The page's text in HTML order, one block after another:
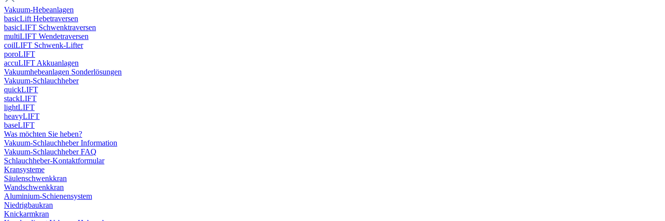
Vakuum-Hebeanlagen
basicLift Hebetraversen
basicLIFT Schwenktraversen
multiLIFT Wendetraversen
coilLIFT Schwenk-Lifter
poroLIFT
accuLIFT Akkuanlagen
Vakuumhebeanlagen Sonderlösungen
Vakuum-Schlauchheber
quickLIFT
stackLIFT
lightLIFT
heavyLIFT
baseLIFT
Was möchten Sie heben?
Vakuum-Schlauchheber Information
Vakuum-Schlauchheber FAQ
Schlauchheber-Kontaktformular
Kransysteme
Säulenschwenkkran
Wandschwenkkran
Aluminium-Schienensystem
Niedrigbaukran
Knickarmkran